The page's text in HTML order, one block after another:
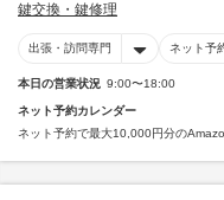
鍵交換・鍵修理
出張・訪問専門 ネット予
本日の営業状況 9:00〜18:00
ネット予約カレンダー
ネット予約で最大10,000円分の